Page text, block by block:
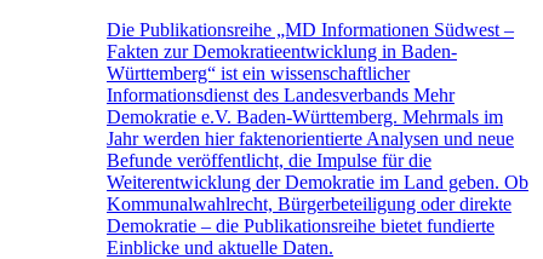
Die Publikationsreihe „MD Informationen Südwest –
Fakten zur Demokratieentwicklung in Baden-
Württemberg“ ist ein wissenschaftlicher
Informationsdienst des Landesverbands Mehr
Demokratie e.V. Baden-Württemberg. Mehrmals im
Jahr werden hier faktenorientierte Analysen und neue
Befunde veröffentlicht, die Impulse für die
Weiterentwicklung der Demokratie im Land geben. Ob
Kommunalwahlrecht, Bürgerbeteiligung oder direkte
Demokratie – die Publikationsreihe bietet fundierte
Einblicke und aktuelle Daten.